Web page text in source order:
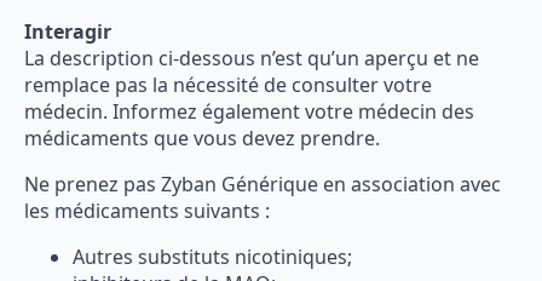
Interagir
La description ci-dessous n’est qu’un aperçu et ne
remplace pas la nécessité de consulter votre
médecin. Informez également votre médecin des
médicaments que vous devez prendre.
Ne prenez pas Zyban Générique en association avec
les médicaments suivants :
Autres substituts nicotiniques;